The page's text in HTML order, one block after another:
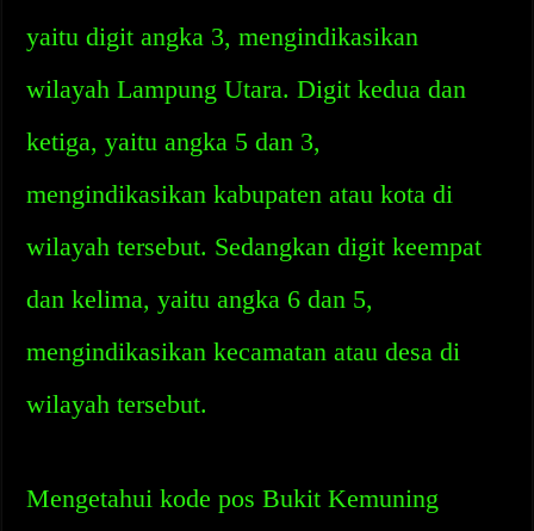
yaitu digit angka 3, mengindikasikan
wilayah Lampung Utara. Digit kedua dan
ketiga, yaitu angka 5 dan 3,
mengindikasikan kabupaten atau kota di
wilayah tersebut. Sedangkan digit keempat
dan kelima, yaitu angka 6 dan 5,
mengindikasikan kecamatan atau desa di
wilayah tersebut.
Mengetahui kode pos Bukit Kemuning